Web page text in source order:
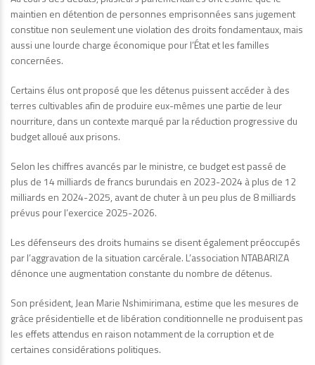
maintien en détention de personnes emprisonnées sans jugement
constitue non seulement une violation des droits fondamentaux, mais
aussi une lourde charge économique pour l’État et les familles
concernées.
Certains élus ont proposé que les détenus puissent accéder à des
terres cultivables afin de produire eux-mêmes une partie de leur
nourriture, dans un contexte marqué par la réduction progressive du
budget alloué aux prisons.
Selon les chiffres avancés par le ministre, ce budget est passé de
plus de 14 milliards de francs burundais en 2023-2024 à plus de 12
milliards en 2024-2025, avant de chuter à un peu plus de 8 milliards
prévus pour l’exercice 2025-2026.
Les défenseurs des droits humains se disent également préoccupés
par l’aggravation de la situation carcérale. L’association NTABARIZA
dénonce une augmentation constante du nombre de détenus.
Son président, Jean Marie Nshimirimana, estime que les mesures de
grâce présidentielle et de libération conditionnelle ne produisent pas
les effets attendus en raison notamment de la corruption et de
certaines considérations politiques.